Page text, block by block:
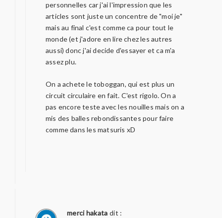
personnelles car j'ai l'impression que les
articles sont juste un concentre de "moi je"
mais au final c'est comme ca pour tout le
monde (et j'adore en lire chez les autres
aussi) donc j'ai decide d'essayer et ca m'a
assez plu.
On a achete le toboggan, qui est plus un
circuit circulaire en fait. C'est rigolo. On a
pas encore teste avec les nouilles mais on a
mis des balles rebondissantes pour faire
comme dans les matsuris xD
merci hakata dit :